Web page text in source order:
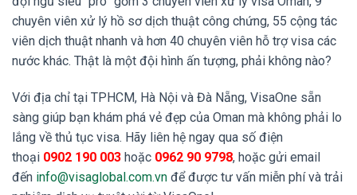
chuyên viên xử lý hồ sơ dịch thuật công chứng, 55 cộng tác
viên dịch thuật nhanh và hơn 40 chuyên viên hỗ trợ visa các
nước khác. Thật là một đội hình ấn tượng, phải không nào?
Với địa chỉ tại TPHCM, Hà Nội và Đà Nẵng, VisaOne sẵn
sàng giúp bạn khám phá vẻ đẹp của Oman mà không phải lo
lắng về thủ tục visa. Hãy liên hệ ngay qua số điện
thoại 0902 190 003 hoặc 0962 90 9798, hoặc gửi email
đến info@visaglobal.com.vn để được tư vấn miễn phí và trải